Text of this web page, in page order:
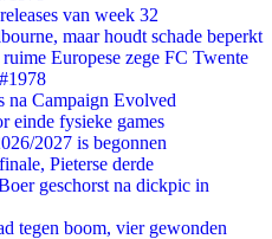
van week 32
maar houdt schade beperkt
Europese zege FC Twente
na Campaign Evolved
einde fysieke games
2027 is begonnen
Pieterse derde
geschorst na dickpic in
tegen boom, vier gewonden